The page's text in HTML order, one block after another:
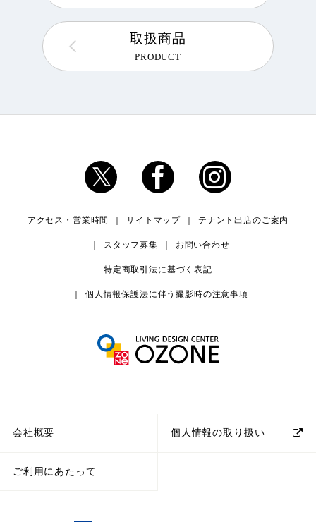
取扱商品
PRODUCT
アクセス・営業時間 サイトマップ テナント出店のご案内
スタッフ募集 お問い合わせ
特定商取引法に基づく表記
個人情報保護法に伴う撮影時の注意事項
会社概要 個人情報の取り扱い
ご利用にあたって